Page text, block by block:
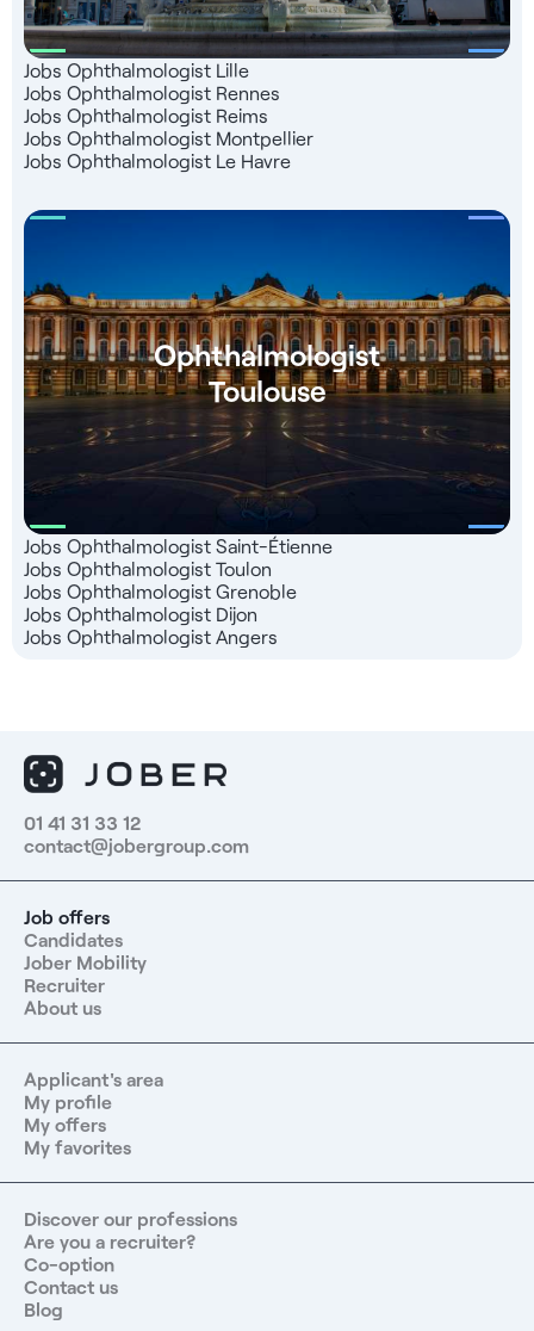
Jobs Ophthalmologist Lille
Jobs Ophthalmologist Rennes
Jobs Ophthalmologist Reims
Jobs Ophthalmologist Montpellier
Jobs Ophthalmologist Le Havre
Ophthalmologist
Toulouse
Jobs Ophthalmologist Saint-Étienne
Jobs Ophthalmologist Toulon
Jobs Ophthalmologist Grenoble
Jobs Ophthalmologist Dijon
Jobs Ophthalmologist Angers
01 41 31 33 12
contact@jobergroup.com
Job offers
Candidates
Jober Mobility
Recruiter
About us
Applicant's area
My profile
My offers
My favorites
Discover our professions
Are you a recruiter?
Co-option
Contact us
Blog